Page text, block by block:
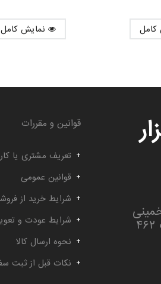
قوانین و مقررات
تعریف مشتری یا
قوانین عمومی
شرایط خرید از
شرایط عودت و
نحوه ارسال کالا
نکات قبل از ثبت